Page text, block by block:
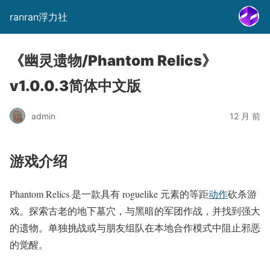
ranran浮力社
《幽灵遗物/Phantom Relics》
v1.0.0.3简体中文版
admin 12 月 前
游戏介绍
Phantom Relics 是一款具有 roguelike 元素的等距动作砍杀游
戏。探索古老的地下墓穴，与黑暗的军团作战，并找到强大
的遗物。单独挑战或与朋友组队在本地合作模式中阻止邪恶
的觉醒。